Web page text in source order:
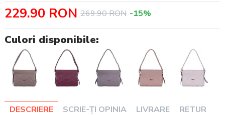
Culori disponibile:
DESCRIERE SCRIE-ȚI OPINIA LIVRARE
RETUR
229.90 RON 269.90 RON -15%